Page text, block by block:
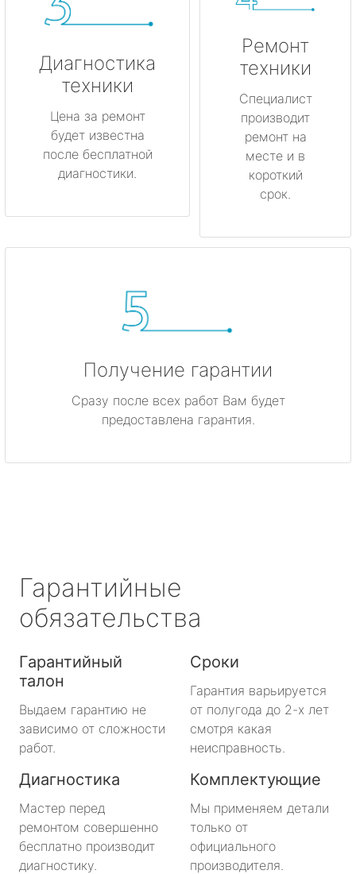
Диагностика
техники
Цена за ремонт
будет известна
после бесплатной
диагностики.
Ремонт
техники
Специалист
производит
ремонт на
месте и в
короткий
срок.
Получение гарантии
Сразу после всех работ Вам будет
предоставлена гарантия.
Гарантийные
обязательства
Гарантийный
талон
Выдаем гарантию не
зависимо от сложности
работ.
Сроки
Гарантия варьируется
от полугода до 2-х лет
смотря какая
неисправность.
Диагностика
Мастер перед
ремонтом совершенно
бесплатно производит
диагностику.
Комплектующие
Мы применяем детали
только от
официального
производителя.